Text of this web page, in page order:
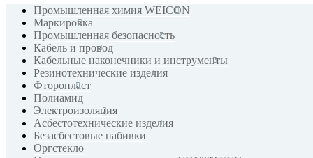
Промышленная химия WEICON
Маркировка
Промышленная безопасность
Кабель и провод
Кабельные наконечники и инструменты
Резинотехнические изделия
Фторопласт
Полиамид
Электроизоляция
Асбестотехнические изделия
Безасбестовые набивки
Оргстекло